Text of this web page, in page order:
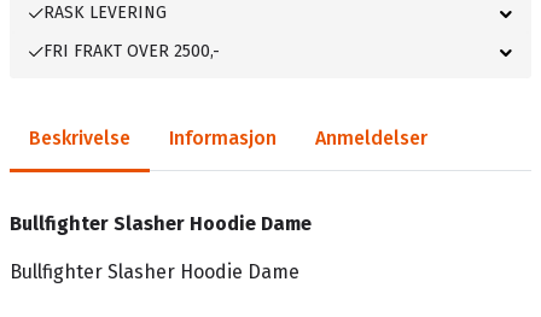
RASK LEVERING
FRI FRAKT OVER 2500,-
Beskrivelse Informasjon Anmeldelser
Bullfighter Slasher Hoodie Dame
Bullfighter Slasher Hoodie Dame